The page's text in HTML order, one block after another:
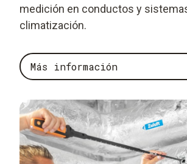
medición en conductos y
climatización.
Más información